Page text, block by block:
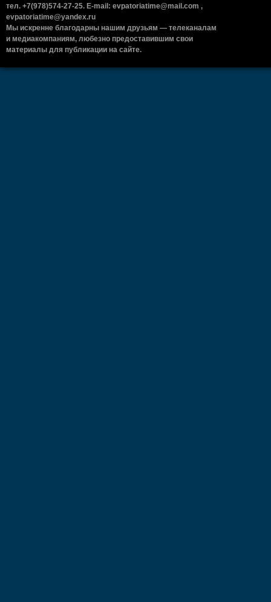
тел. +7(978)574-27-25. E-mail: evpatoriatime@mail.com ,
evpatoriatime@yandex.ru
Мы искренне благодарны нашим друзьям — телеканалам
и медиакомпаниям, любезно предоставившим свои
материалы для публикации на сайте.